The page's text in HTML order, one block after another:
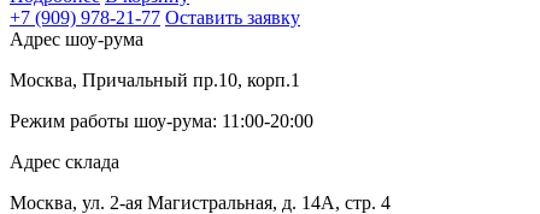
+7 (909) 978-21-77 Оставить заявку
Адрес шоу-рума
Москва, Причальный пр.10, корп.1
Режим работы шоу-рума: 11:00-20:00
Адрес склада
Москва, ул. 2-ая Магистральная, д. 14А, стр. 4